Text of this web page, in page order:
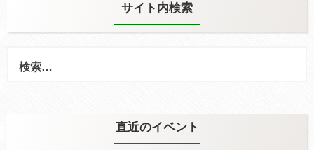
サイト内検索
索:
直近のイベント